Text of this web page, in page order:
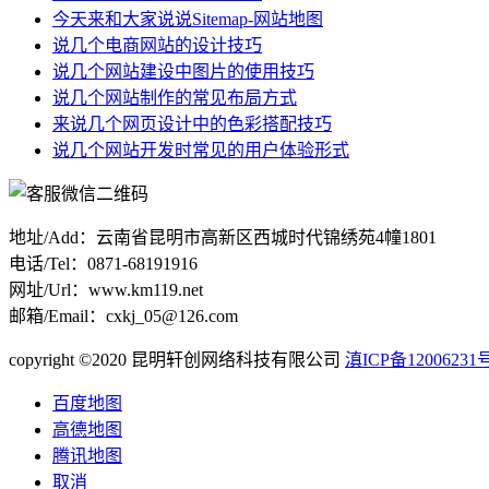
今天来和大家说说Sitemap-网站地图
说几个电商网站的设计技巧
说几个网站建设中图片的使用技巧
说几个网站制作的常见布局方式
来说几个网页设计中的色彩搭配技巧
说几个网站开发时常见的用户体验形式
地址/Add：云南省昆明市高新区西城时代锦绣苑4幢1801
电话/Tel：0871-68191916
网址/Url：www.km119.net
邮箱/Email：cxkj_05@126.com
copyright ©2020 昆明轩创网络科技有限公司 滇ICP备12006231
百度地图
高德地图
腾讯地图
取消